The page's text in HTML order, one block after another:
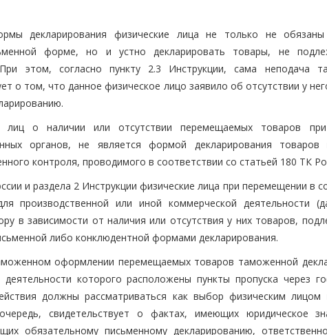
декларирования физические лица не только не
форме, но и устно декларировать товары, не
этом, согласно пункту 2.3 Инструкции, сама неподача
о том, что данное физическое лицо заявило об отсутствии у
лиц о наличии или отсутствии перемещаемых товаров
органов, не является формой декларирования
контроля, проводимого в соответствии со статьей 180 ТК
и раздела 2 Инструкции физические лица при перемещении в
производственной или иной коммерческой деятельности
в зависимости от наличия или отсутствия у них товаров,
либо конклюдентной формами декларирования.
оформлении перемещаемых товаров таможенной
которого расположены пункты пропуска через
должны рассматриваться как выбор физическим
свидетельствует о фактах, имеющих юридическое
обязательному письменному декларированию,